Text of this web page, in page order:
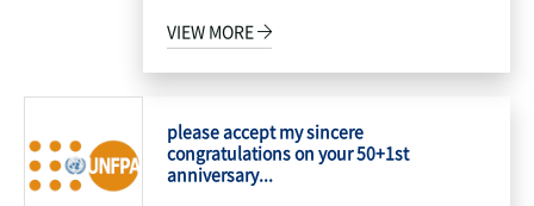
VIEW MORE
please accept my sincere
congratulations on your 50+1st
anniversary...